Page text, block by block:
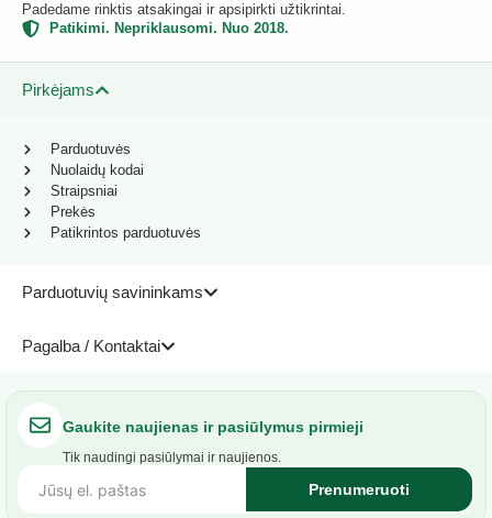
Padedame rinktis atsakingai ir apsipirkti užtikrintai.
Patikimi. Nepriklausomi. Nuo 2018.
Pirkėjams
Parduotuvių savininkams
Pagalba / Kontaktai
Parduotuvės
Nuolaidų kodai
Straipsniai
Prekės
Patikrintos parduotuvės
Gaukite naujienas ir pasiūlymus pirmieji
Tik naudingi pasiūlymai ir naujienos.
Prenumeruoti